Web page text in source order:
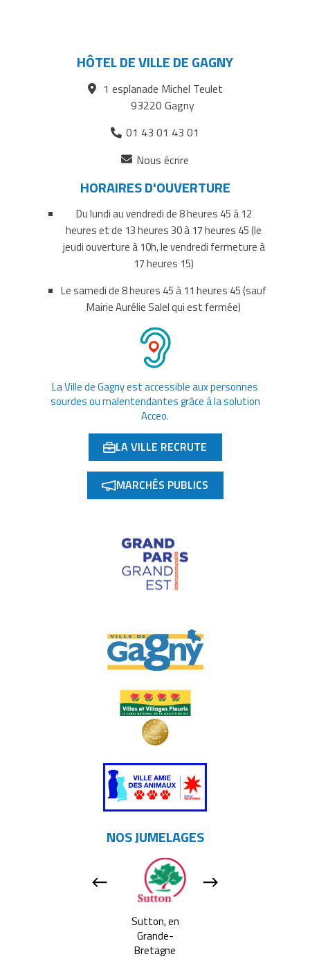
naturel
aux
Carrières
l’Ouest
sur
Facebook
naturel
aux
Carrières
l’Ouest
sur
Twitter
naturel
aux
Carrières
de
l’Ouest
courriel
HÔTEL DE VILLE DE GAGNY
1 esplanade Michel Teulet
93220 Gagny
01 43 01 43 01
Nous écrire
un
nouvel
onglet)
HORAIRES D'OUVERTURE
Du lundi au vendredi de 8 heures 45 à 12
heures et de 13 heures 30 à 17 heures 45 (le
jeudi ouverture à 10h, le vendredi fermeture à
17 heures 15)
Le samedi de 8 heures 45 à 11 heures 45 (sauf
Mairie Aurélie Salel qui est fermée)
La Ville de Gagny est accessible aux personnes
sourdes ou malentendantes grâce à la solution
Acceo.
LA VILLE RECRUTE
(OUVERTURE DANS UN NOUVEL ONGLET)
MARCHÉS PUBLICS
(OUVERTURE DANS UN NOUVEL ONGLET)
NOS JUMELAGES
Sutton, en
Grande-
Bretagne